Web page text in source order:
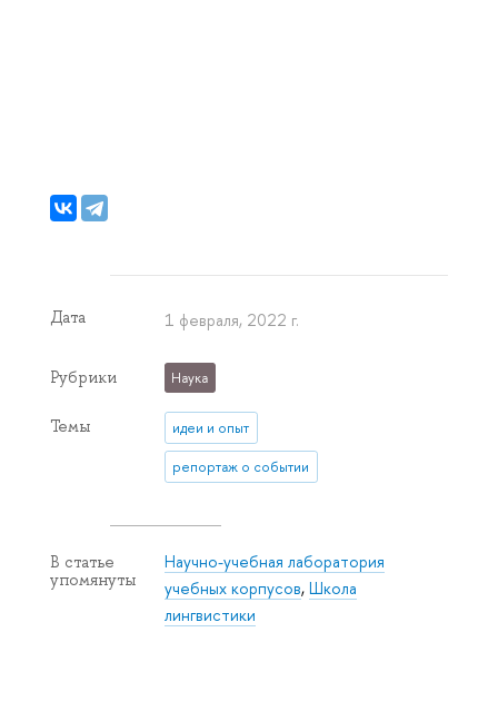
Дата 1 февраля, 2022 г.
Рубрики Наука
Темы идеи и опыт
репортаж о событии
В статье
упомянуты
Научно-учебная лаборатория
учебных корпусов,Школа
лингвистики